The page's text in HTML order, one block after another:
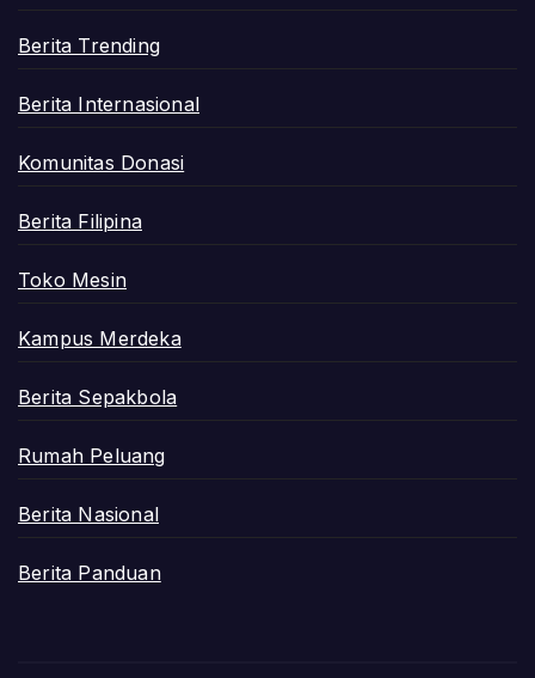
Berita Trending
Berita Internasional
Komunitas Donasi
Berita Filipina
Toko Mesin
Kampus Merdeka
Berita Sepakbola
Rumah Peluang
Berita Nasional
Berita Panduan